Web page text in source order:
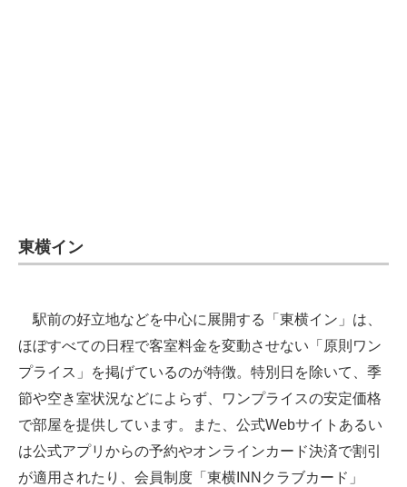
ちょっと気になるネットの話題
東横イン
駅前の好立地などを中心に展開する「東横イン」は、
ほぼすべての日程で客室料金を変動させない「原則ワン
プライス」を掲げているのが特徴。特別日を除いて、季
節や空き室状況などによらず、ワンプライスの安定価格
で部屋を提供しています。また、公式Webサイトあるい
は公式アプリからの予約やオンラインカード決済で割引
が適用されたり、会員制度「東横INNクラブカード」